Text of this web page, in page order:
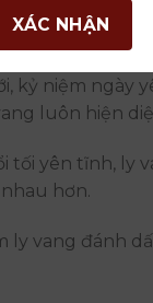
Trong
kỷ niệm ngày
luôn hiện
tối yên tĩnh, ly
hơn.
ly vang đánh
XÁC NHẬN